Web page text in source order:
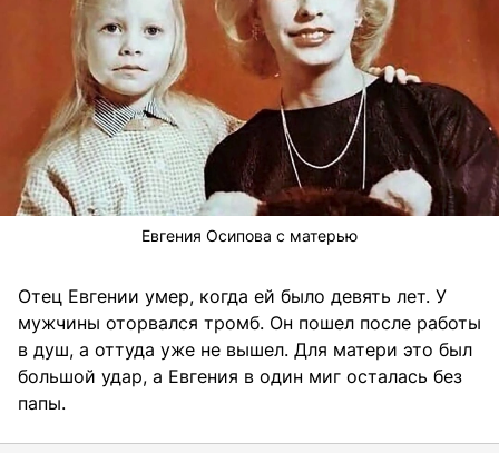
Евгения Осипова с матерью
Отец Евгении умер, когда ей было девять лет. У
мужчины оторвался тромб. Он пошел после работы
в душ, а оттуда уже не вышел. Для матери это был
большой удар, а Евгения в один миг осталась без
папы.